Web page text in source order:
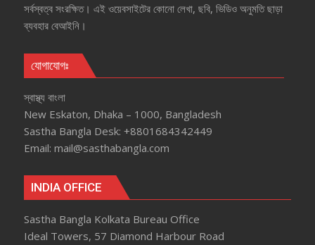
সর্বস্বত্ব সংরক্ষিত। এই ওয়েবসাইটের কোনো লেখা, ছবি, ভিডিও অনুমতি ছাড়া
ব্যবহার বেআইনি।
যোগাযোগঃ
স্বাস্থ্য বাংলা
New Eskaton, Dhaka – 1000, Bangladesh
Sastha Bangla Desk: +8801684342449
Email: mail@sasthabangla.com
INDIA OFFICE
Sastha Bangla Kolkata Bureau Office
Ideal Towers, 57 Diamond Harbour Road